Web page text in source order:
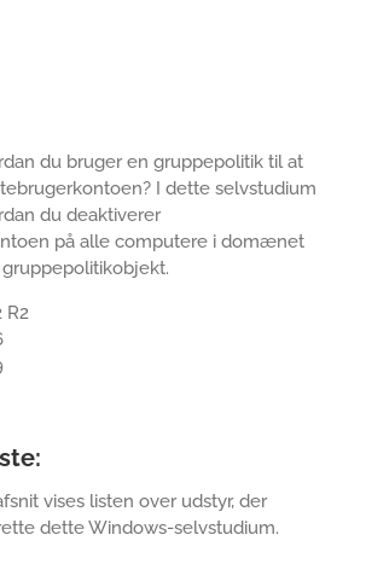
du bruger en gruppepolitik til at
I dette selvstudium
du deaktiverer
på alle computere i domænet
R2
vises listen over udstyr, der
dette Windows-selvstudium.